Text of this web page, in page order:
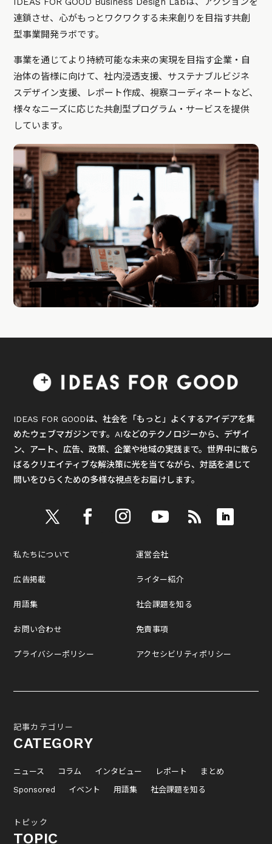
連鎖させ、心がもっとワクワクする未来創りを目指す共創
型事業開発ラボです。
事業を通じてより持続可能な未来の実現を目指す企業・自
治体の皆様に向けて、社内浸透支援、サステナブルビジネ
スデザイン支援、レポート作成、視察コーディネートなど、
様々なニーズに応じた共創型プログラム・サービスを提供
しています。
IDEAS FOR GOODは、社会を「もっと」よくするアイデアを集
めたウェブマガジンです。AIなどのテクノロジーから、デザイ
ン、アート、広告、政策、企業や地域の実践まで。世界中に散ら
ばるクリエイティブな解決策に光を当てながら、対話を通じて
問いをひらくための多様な視点をお届けします。
私たちについて
広告掲載
用語集
お問い合わせ
プライバシーポリシー
運営会社
ライター紹介
社会課題を知る
免責事項
アクセシビリティポリシー
記事カテゴリー
CATEGORY
ニュース コラム インタビュー レポート
まとめ
Sponsored
イベント 用語集 社会課題を知る
トピック
TOPIC